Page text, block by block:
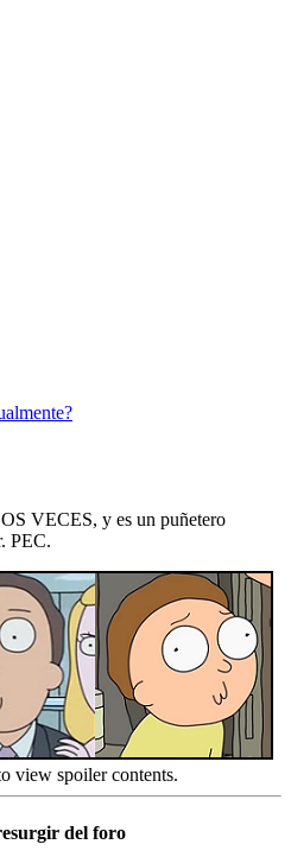
VECES, y es un puñetero
PEC.
view spoiler contents.